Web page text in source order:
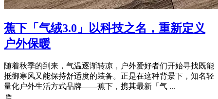
蕉下「气绒3.0」以科技之名，重新定义
户外保暖
随着秋季的到来，气温逐渐转凉，户外爱好者们开始寻找既能
抵御寒风又能保持舒适度的装备。正是在这种背景下，知名轻
量化户外生活方式品牌——蕉下，携其最新「气 ...